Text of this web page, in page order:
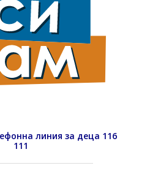
линия за деца 116
111